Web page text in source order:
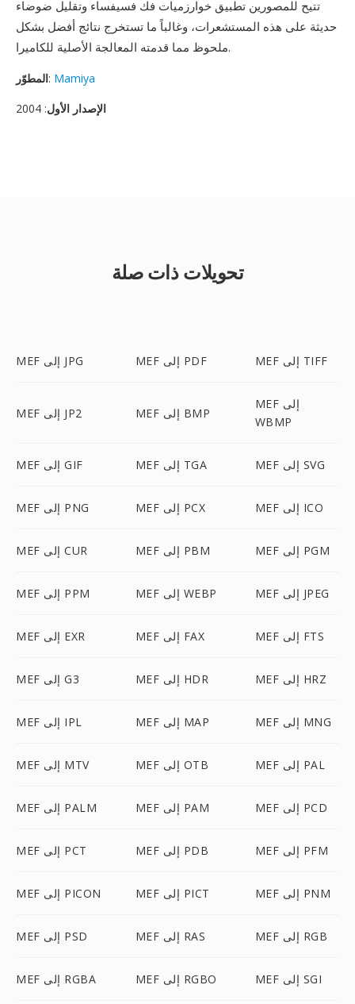
تتيح للمصورين تطبيق خوارزميات فك فسيفساء وتقليل ضوضاء
حديثة على هذه المستشعرات، وغالباً ما تستخرج نتائج أفضل بشكل
ملحوظ مما قدمته المعالجة الأصلية للكاميرا.
المطوّر: Mamiya
الإصدار الأول: 2004
تحويلات ذات صلة
MEF إلى JPG MEF إلى PDF MEF إلى TIFF
MEF إلى JP2 MEF إلى BMP
MEF إلى
WBMP
MEF إلى GIF MEF إلى TGA MEF إلى SVG
MEF إلى PNG MEF إلى PCX MEF إلى ICO
MEF إلى CUR MEF إلى PBM MEF إلى PGM
MEF إلى PPM MEF إلى WEBP MEF إلى JPEG
MEF إلى EXR MEF إلى FAX MEF إلى FTS
MEF إلى G3 MEF إلى HDR MEF إلى HRZ
MEF إلى IPL MEF إلى MAP MEF إلى MNG
MEF إلى MTV MEF إلى OTB MEF إلى PAL
MEF إلى PALM MEF إلى PAM MEF إلى PCD
MEF إلى PCT MEF إلى PDB MEF إلى PFM
MEF إلى PICON MEF إلى PICT MEF إلى PNM
MEF إلى PSD MEF إلى RAS MEF إلى RGB
MEF إلى RGBA MEF إلى RGBO MEF إلى SGI